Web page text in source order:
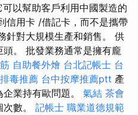
可以幫助客戶利用中國製造的
信用卡 /借記卡，而不是攜帶
針對大規模生產和銷售。 供
。 批發業務通常是擁有龐
自助餐外燴 台北記帳士 台
毒推薦 台中按摩推薦ptt 產
業持有歐問題。 氣結 茶會
數。 記帳士 職業道德規範